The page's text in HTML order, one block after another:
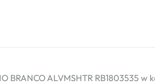
BRANCO ALVMSHTR RB1803535